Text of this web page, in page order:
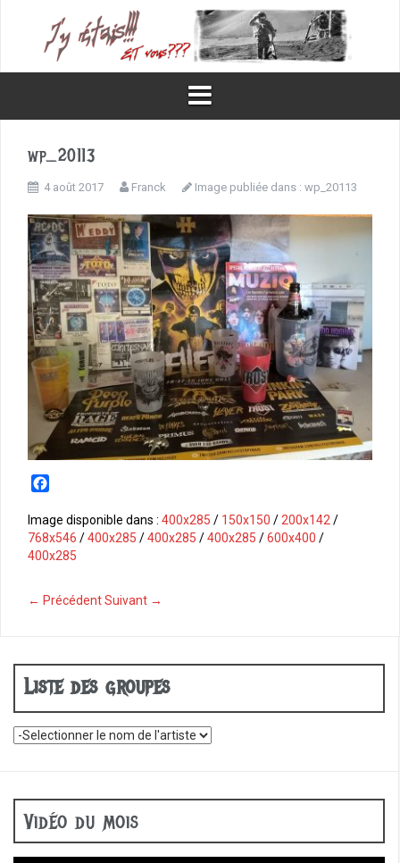
wp_20113
4 août 2017 Franck Image publiée dans : wp_20113
c
e
b
k
Image disponible dans : 400x285 / 150x150 / 200x142 /
768x546 /400x285 /400x285 /400x285 /600x400 /
400x285
← PrécédentSuivant →
Liste des groupes
Vidéo du mois